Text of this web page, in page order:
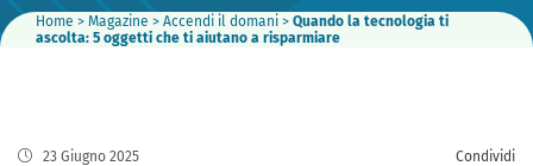
Home > Magazine > Accendi il domani > Quando la tecnologia ti
ascolta: 5 oggetti che ti aiutano a risparmiare
23 Giugno 2025 Condividi